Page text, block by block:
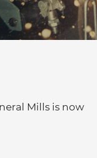
Mills is now